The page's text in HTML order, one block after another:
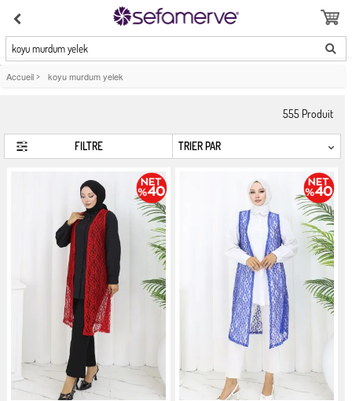
koyu murdum yelek
Accueil > koyu murdum yelek
555 Produit
FILTRE